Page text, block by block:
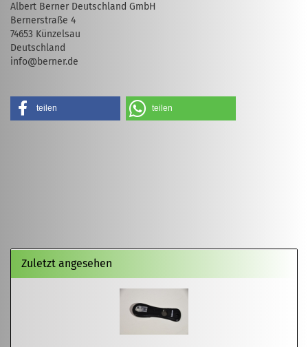
Albert Berner Deutschland GmbH
Bernerstraße 4
74653 Künzelsau
Deutschland
info@berner.de
teilen teilen
Zuletzt angesehen